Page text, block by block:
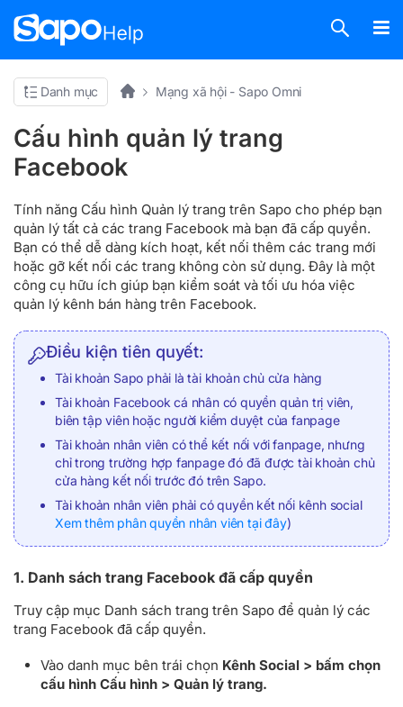
Danh mục Mạng xã hội - Sapo Omni
Cấu hình quản lý trang
Facebook
Tính năng Cấu hình Quản lý trang trên Sapo cho phép bạn
quản lý tất cả các trang Facebook mà bạn đã cấp quyền.
Bạn có thể dễ dàng kích hoạt, kết nối thêm các trang mới
hoặc gỡ kết nối các trang không còn sử dụng. Đây là một
công cụ hữu ích giúp bạn kiểm soát và tối ưu hóa việc
quản lý kênh bán hàng trên Facebook.
Điều kiện tiên quyết:
Tài khoản Sapo phải là tài khoản chủ cửa hàng
Tài khoản Facebook cá nhân có quyền quản trị viên,
biên tập viên hoặc người kiểm duyệt của fanpage
Tài khoản nhân viên có thể kết nối với fanpage, nhưng
chỉ trong trường hợp fanpage đó đã được tài khoản chủ
cửa hàng kết nối trước đó trên Sapo.
Tài khoản nhân viên phải có quyền kết nối kênh social
Xem thêm phân quyền nhân viên tại đây)
1. Danh sách trang Facebook đã cấp quyền
Truy cập mục Danh sách trang trên Sapo để quản lý các
trang Facebook đã cấp quyền.
Vào danh mục bên trái chọn Kênh Social > bấm chọn
cấu hình Cấu hình > Quản lý trang.